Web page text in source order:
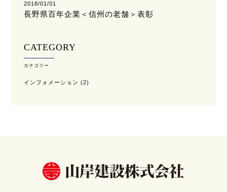
2018/01/01
長野県百年企業＜信州の老舗＞表彰
CATEGORY
カテゴリー
インフォメーション (2)